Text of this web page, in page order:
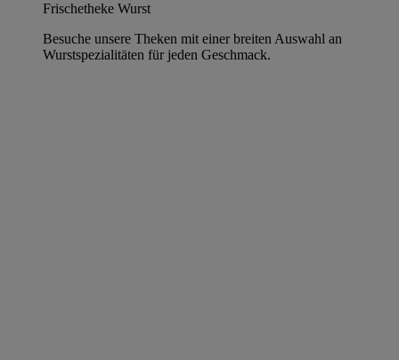
Frischetheke Wurst
Besuche unsere Theken mit einer breiten Auswahl an
Wurstspezialitäten für jeden Geschmack.